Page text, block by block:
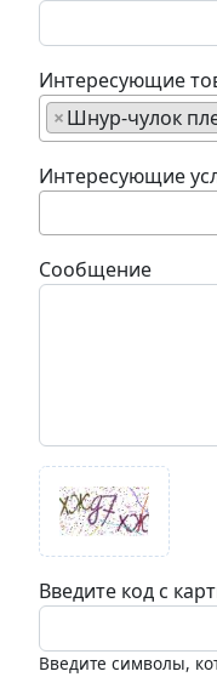
Интересующие
×Шнур-чулок
Интересующие
Сообщение
Введите код с
Введите символы,